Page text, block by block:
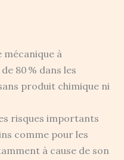
à
80 % dans les
produit chimique ni
risques importants
comme pour les
à cause de son